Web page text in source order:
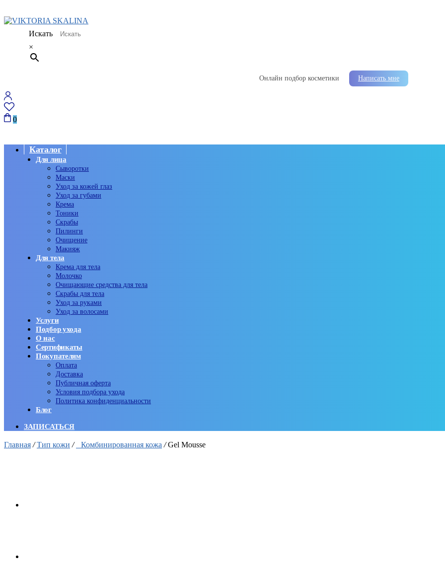
Искать
×
Онлайн подбор косметики Написать мне
0
Каталог
Для лица
Сыворотки
Маски
Уход за кожей глаз
Уход за губами
Крема
Тоники
Скрабы
Пилинги
Очищение
Макияж
Для тела
Крема для тела
Молочко
Очищающие средства для тела
Скрабы для тела
Уход за руками
Уход за волосами
Услуги
Подбор ухода
О нас
Сертификаты
Покупателям
Оплата
Доставка
Публичная оферта
Условия подбора ухода
Политика конфиденциальности
Блог
ЗАПИСАТЬСЯ
Главная / Тип кожи / Комбинированная кожа /Gel Mousse